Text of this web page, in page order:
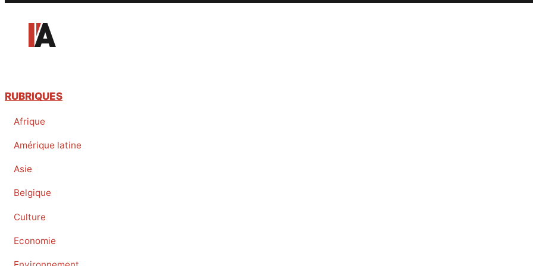
RUBRIQUES
Afrique
Amérique latine
Asie
Belgique
Culture
Economie